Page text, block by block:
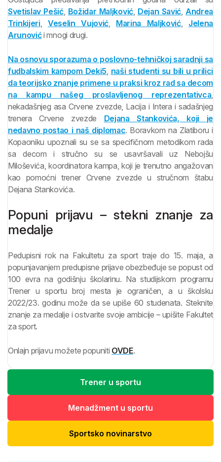
Svetislav Pešić, Božidar Maljković, Dejan Savić, Andrea
Trinkijeri, Veselin Vujović, Marina Maljković, Jelena
Arunovići mnogi drugi.
Na osnovu sporazuma o poslovno-tehničkoj saradnji sa
fudbalskim kampom Deki5, naši studenti su bili u prilici
da teorijsko znanje primene u praksi kroz rad sa decom
na kampu našeg proslavljenog reprezentativca,
nekadašnjeg asa Crvene zvezde, Lacija i Intera i sadašnjeg
trenera Crvene zvezde Dejana Stankovića, koji je
nedavno postao i naš diplomac. Boravkom na Zlatiboru i
Kopaoniku upoznali su se sa specifičnom metodikom rada
sa decom i stručno su se usavršavali uz Nebojšu
Miloševića, koordinatora kampa, koji je trenutno angažovan
kao pomoćni trener Crvene zvezde u stručnom štabu
Dejana Stankovića.
Popuni prijavu – stekni znanje za
medalje
Pedupisni rok na Fakultetu za sport traje do 15. maja, a
popunjavanjem predupisne prijave obezbeđuje se popust od
100 evra na godišnju školarinu. Na studijskom programu
Trener u sportu broj mesta je ograničen, a u školsku
2022/23. godinu može da se upiše 60 studenata. Steknite
znanje za medalje i ostvarite svoje ambicije – upišite Fakultet
za sport.
Onlajn prijavu možete popuniti OVDE.
Trener u sportu
Menadžment u sportu
Sportsko novinarstvo